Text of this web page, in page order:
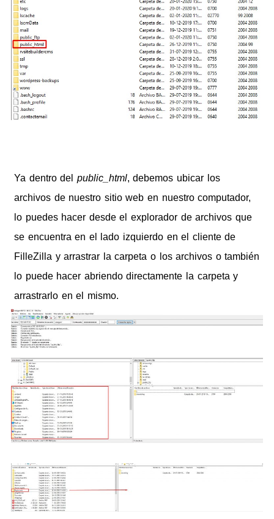
Ya dentro del public_html, debemos ubicar los
archivos de nuestro sitio web en nuestro computador,
lo puedes hacer desde el explorador de archivos que
se encuentra en el lado izquierdo en el cliente de
FilleZilla y arrastrar la carpeta o los archivos o también
lo puede hacer abriendo directamente la carpeta y
arrastrarlo en el mismo.